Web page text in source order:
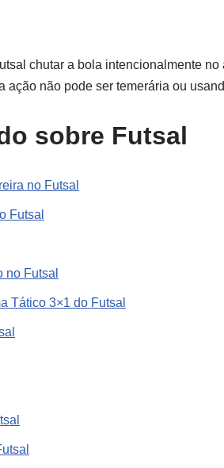
chutar a bola intencionalmente
ação não pode ser temerária ou
sobre Futsal
no Futsal
Futsal
no Futsal
Tático 3×1 do Futsal